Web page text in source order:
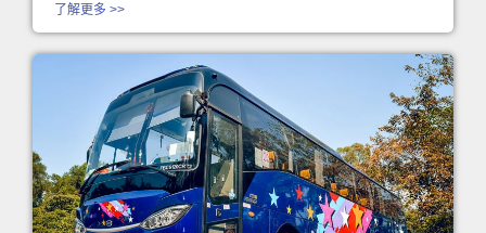
了解更多 >>